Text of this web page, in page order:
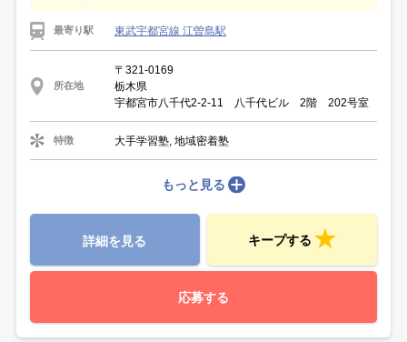
最寄り駅 東武宇都宮線 江曽島駅
所在地
〒321-0169
栃木県
宇都宮市八千代2-2-11 八千代ビル 2階 202号室
特徴 大手学習塾, 地域密着塾
もっと見る
詳細を見る キープする
応募する